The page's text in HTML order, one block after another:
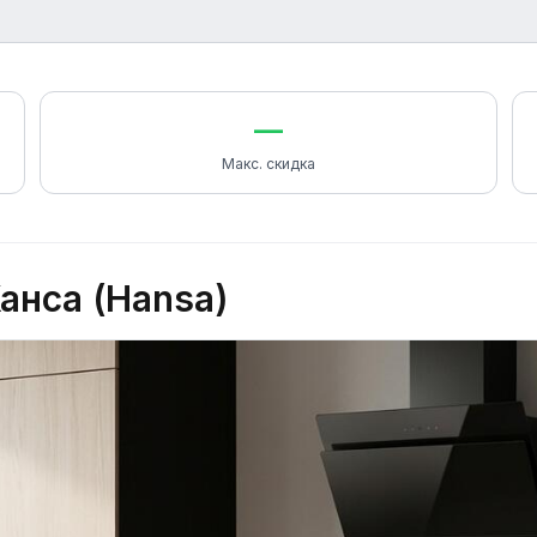
—
Макс. скидка
(Hansa)